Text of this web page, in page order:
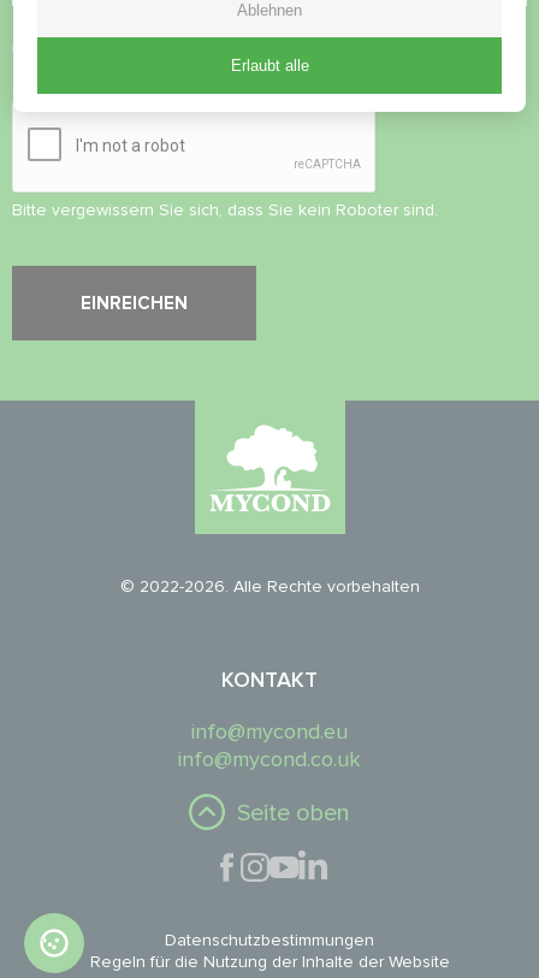
Sicherheitsüberprüfung*
Bitte vergewissern Sie sich, dass Sie kein Roboter sind.
© 2022-2026. Alle Rechte vorbehalten
KONTAKT
info@mycond.eu
info@mycond.co.uk
Seite oben
Datenschutzbestimmungen
Regeln für die Nutzung der Inhalte der Website
Ablehnen
Erlaubt alle